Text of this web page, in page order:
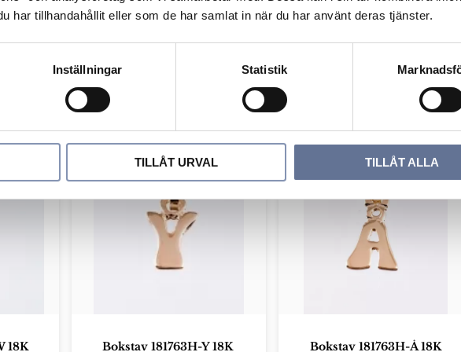
har tillhandahållit eller som de har samlat in när du har använt deras tjänster.
Inställningar Statistik
TILLÅT URVAL TILLÅT ALLA
18K Bokstav 181763H-S 18K Bokstav 181763H-T 18K
1 124kr
18K
Lägg till i favoriter
Bokstav 181763H-Y 18K
Lägg till i favoriter
Bokstav 181763H-Å 18K